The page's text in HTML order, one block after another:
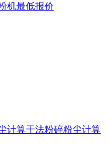
机最低报价
计算干法粉碎粉尘计算